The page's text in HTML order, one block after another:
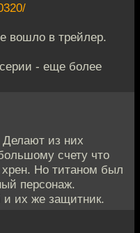
вошло в трейлер.
- еще более
Делают из них
счету что
Но титаном был
персонаж.
и их же защитник.